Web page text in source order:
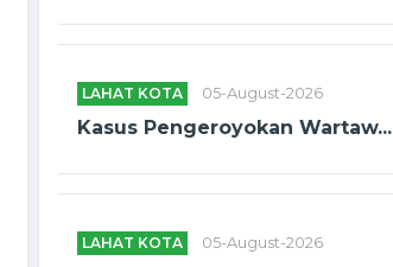
LAHAT KOTA 05-August-2026
Kasus Pengeroyokan Wartaw...
LAHAT KOTA 05-August-2026